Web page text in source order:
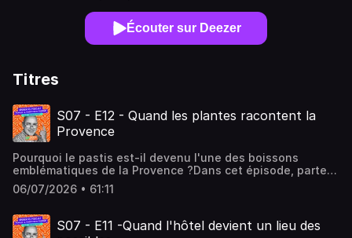
Écouter sur Deezer
Titres
S07 - E12 - Quand les plantes racontent la
Provence
Pourquoi le pastis est-il devenu l'une des boissons
emblématiques de la Provence ?Dans cet épisode, partez
à la rencontre de Maixent Dubois, fondateur de la
distillerie artisanale Garagaï à Aix-en-Provence. À travers
les assemblages, découvrez comment un artisan
contribue à faire vivre l'identité d'un territoire.Une
06/07/2026 • 61:11
S07 - E11 -Quand l'hôtel devient un lieu des